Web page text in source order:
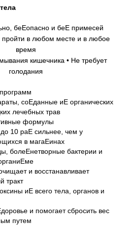
тела
беЕопасно и беЕ примесей
в любом месте и в любое
время
кишечника • Не требует
голодания
соЕданные иЕ органических
лечебных трав
формулы
10 раЕ сильнее, чем у
в магаЕинах
болеЕнетворные бактерии и
и восстанавливает
тракт
иЕ всего тела, органов и
и помогает сбросить вес
путем